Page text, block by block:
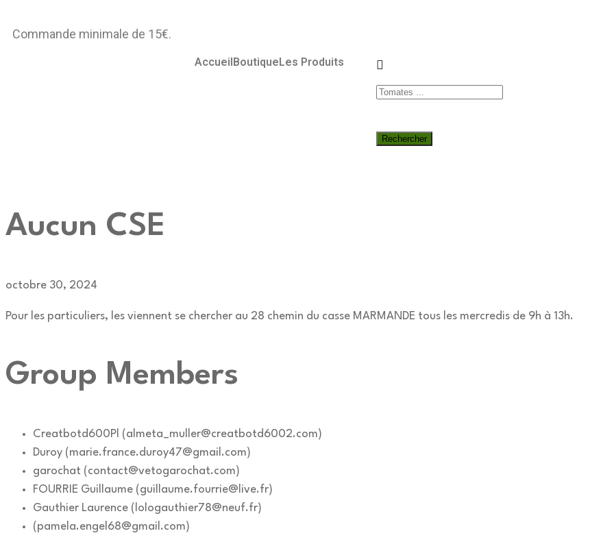
Commande minimale de 15€.
AccueilBoutiqueLes Produits
Aucun CSE
octobre 30, 2024
Pour les particuliers, les viennent se chercher au 28 chemin du casse MARMANDE tous les mercredis de 9h à 13h.
Group Members
Creatbotd600Pl (almeta_muller@creatbotd6002.com)
Duroy (marie.france.duroy47@gmail.com)
garochat (contact@vetogarochat.com)
FOURRIE Guillaume (guillaume.fourrie@live.fr)
Gauthier Laurence (lologauthier78@neuf.fr)
(pamela.engel68@gmail.com)